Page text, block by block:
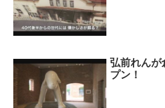
弘前れんが
プン！